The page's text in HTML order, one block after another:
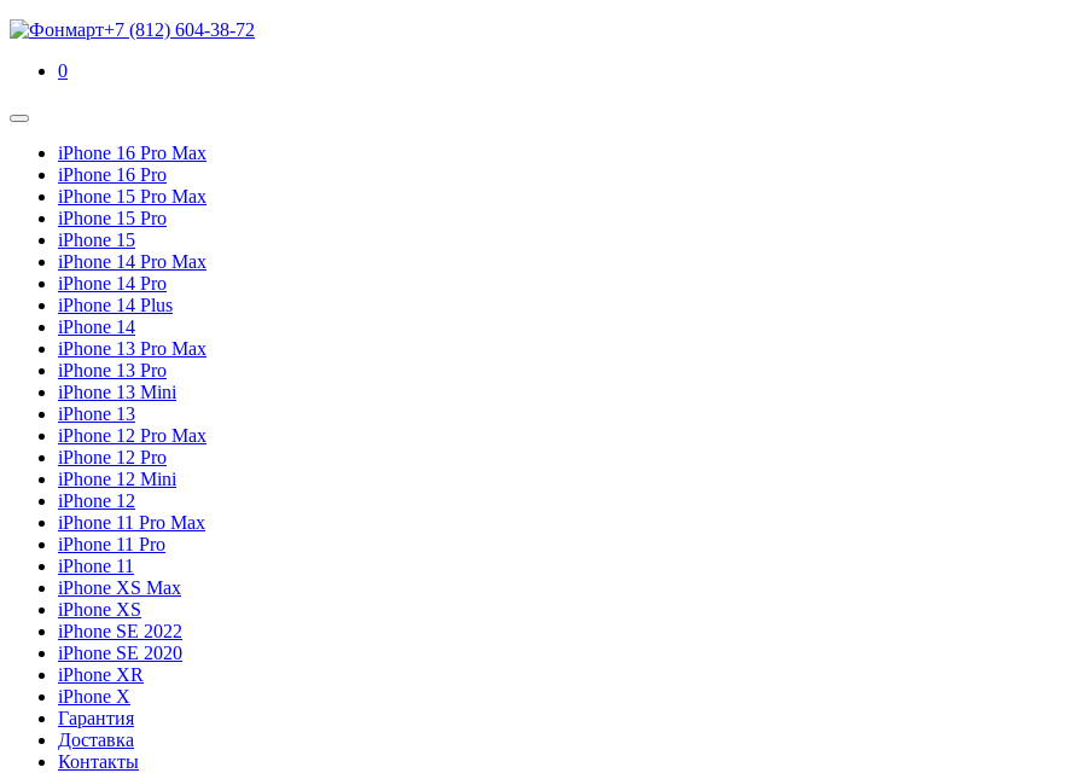
Cart +7 (812) 604-38-72
Shopping
0Items
Menu
ToggleiPhone 16 Pro Max
iPhone 16 Pro
iPhone 15 Pro Max
iPhone 15 Pro
iPhone 15
iPhone 14 Pro Max
iPhone 14 Pro
iPhone 14 Plus
iPhone 14
iPhone 13 Pro Max
iPhone 13 Pro
iPhone 13 Mini
iPhone 13
iPhone 12 Pro Max
iPhone 12 Pro
iPhone 12 Mini
iPhone 12
iPhone 11 Pro Max
iPhone 11 Pro
iPhone 11
iPhone XS Max
iPhone XS
iPhone SE 2022
iPhone SE 2020
iPhone XR
iPhone X
Гарантия
Доставка
Контакты